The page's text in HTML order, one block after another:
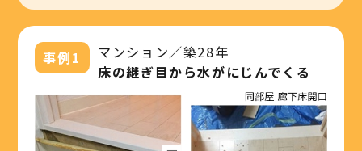
事例1
マンション／築28年
床の継ぎ目から水がにじんでくる